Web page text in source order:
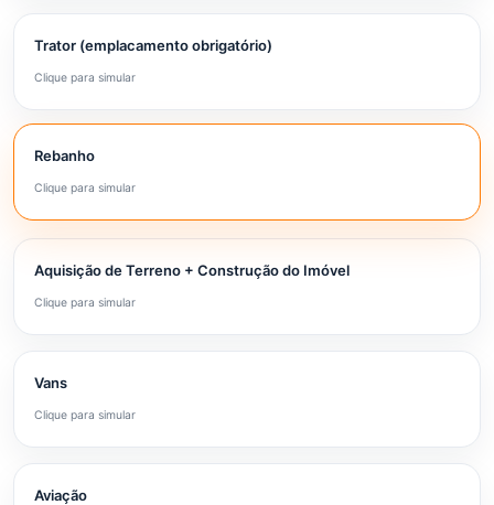
Trator (emplacamento obrigatório)
Clique para simular
Rebanho
Clique para simular
Aquisição de Terreno + Construção do Imóvel
Clique para simular
Vans
Clique para simular
Aviação